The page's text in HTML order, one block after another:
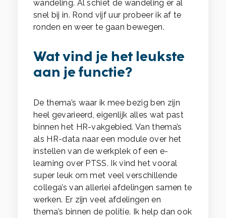
wandeling. Al schiet de wandeling er al
snel bij in. Rond vijf uur probeer ik af te
ronden en weer te gaan bewegen.
Wat vind je het leukste
aan je functie?
De thema’s waar ik mee bezig ben zijn
heel gevarieerd, eigenlijk alles wat past
binnen het HR-vakgebied. Van thema’s
als HR-data naar een module over het
instellen van de werkplek of een e-
learning over PTSS. Ik vind het vooral
super leuk om met veel verschillende
collega’s van allerlei afdelingen samen te
werken. Er zijn veel afdelingen en
thema’s binnen de politie. Ik help dan ook